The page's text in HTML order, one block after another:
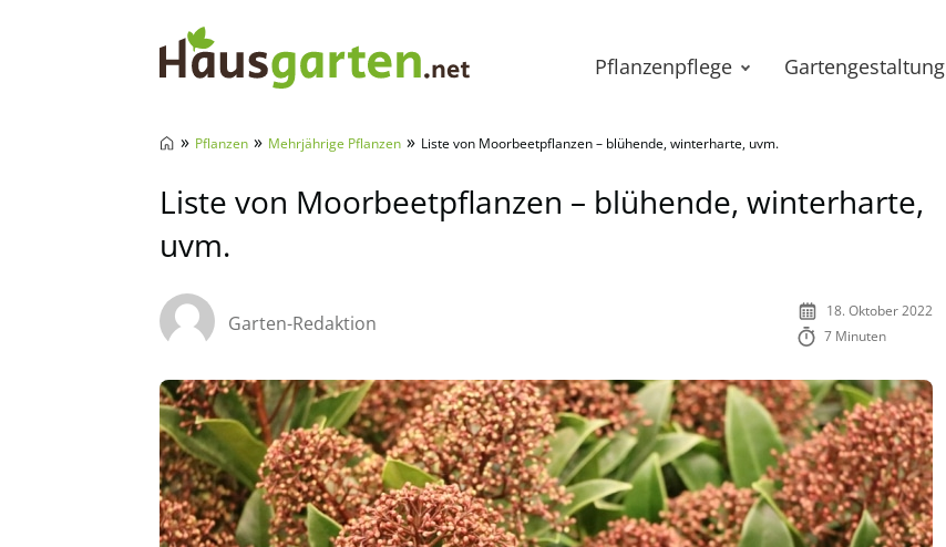
Pflanzenpflege Gartengestaltung
» Pflanzen » Mehrjährige Pflanzen » Liste von Moorbeetpflanzen – blühende, winterharte, uvm.
Liste von Moorbeetpflanzen – blühende, winterharte,
uvm.
Garten-Redaktion
18. Oktober 2022
7 Minuten